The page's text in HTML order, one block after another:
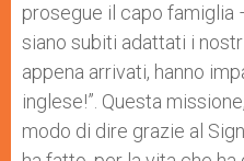
prosegue il capo
siano subiti adattati i
appena arrivati, hanno
inglese!”. Questa
modo di dire grazie al